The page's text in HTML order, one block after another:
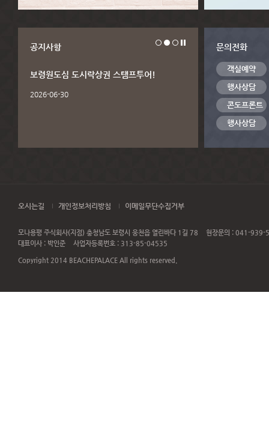
공지사항
보령원도심 도시락상권 스탬프투어!
2026-06-30
문의전화
객실예약
행사상담
콘도프론트
행사상담
오시는길 개인정보처리방침 이메일무단수집거부
모나용평 주식회사(지점) 충청남도 보령시 웅천읍 열린바다 1길 78
현장문의 : 041-939-
대표이사 : 박인준
사업자등록번호 : 313-85-04535
Copyright 2014 BEACHEPALACE All rights reserved.